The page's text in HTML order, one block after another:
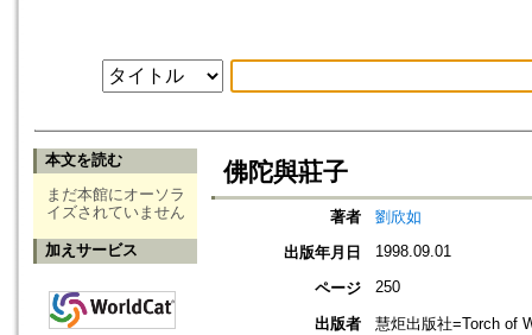
本文を読む
まだ本館にオーソラ
イズされていません
加えサービス
佛陀與莊子
著者
劉欣如
出版年月日
1998.09.01
ページ 250
出版者
慧炬出版社=Torch of